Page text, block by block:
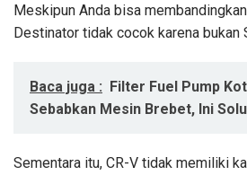
Meskipun Anda bisa
Destinator tidak cocok karena bukan
Baca juga :
Filter Fuel Pump
Sebabkan Mesin Brebet, Ini
Sementara itu, CR-V tidak memiliki